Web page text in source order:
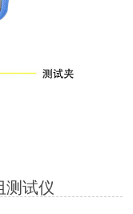
测试仪